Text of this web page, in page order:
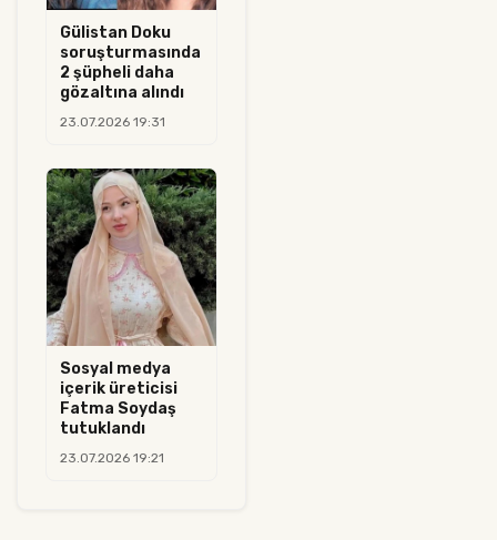
Gülistan Doku
soruşturmasında
2 şüpheli daha
gözaltına alındı
23.07.2026 19:31
Sosyal medya
içerik üreticisi
Fatma Soydaş
tutuklandı
23.07.2026 19:21